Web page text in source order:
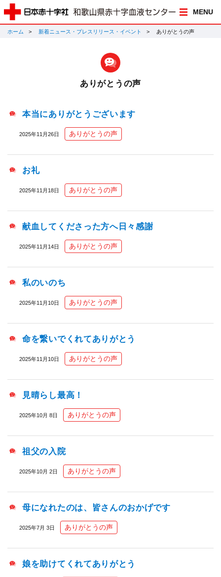
MENU
ホーム 新着ニュース・プレスリリース・イベント ありがとうの声
ありがとうの声
本当にありがとうございます
2025年11月26日 ありがとうの声
お礼
2025年11月18日 ありがとうの声
献血してくださった方へ日々感謝
2025年11月14日 ありがとうの声
私のいのち
2025年11月10日 ありがとうの声
命を繋いでくれてありがとう
2025年11月10日 ありがとうの声
見晴らし最高！
2025年10月 8日 ありがとうの声
祖父の入院
2025年10月 2日 ありがとうの声
母になれたのは、皆さんのおかげです
2025年7月 3日 ありがとうの声
娘を助けてくれてありがとう